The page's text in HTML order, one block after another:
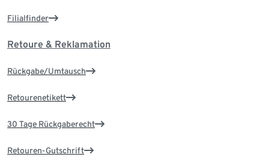
Filialfinder
Retoure & Reklamation
Rückgabe/Umtausch
Retourenetikett
30 Tage Rückgaberecht
Retouren-Gutschrift